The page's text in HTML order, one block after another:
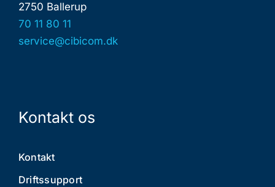
2750 Ballerup
70 11 80 11
service@cibicom.dk
Kontakt os
Kontakt
Driftssupport